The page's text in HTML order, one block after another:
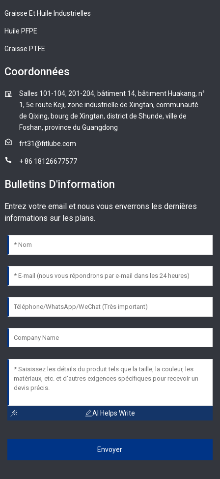
Graisse Et Huile Industrielles
Huile PFPE
Graisse PTFE
Coordonnées
Salles 101-104, 201-204, bâtiment 14, bâtiment Huakang, n°
1, 5e route Keji, zone industrielle de Xingtan, communauté
de Qixing, bourg de Xingtan, district de Shunde, ville de
Foshan, province du Guangdong
frt31@fitlube.com
+ 86 18126677577
Bulletins D'information
Entrez votre email et nous vous enverrons les dernières
informations sur les plans.
AI Helps Write
Envoyer